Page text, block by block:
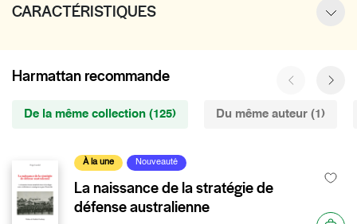
CARACTÉRISTIQUES
Harmattan recommande
De la même collection (125) Du même auteur (1)
À la une Nouveauté
La naissance de la stratégie de
défense australienne